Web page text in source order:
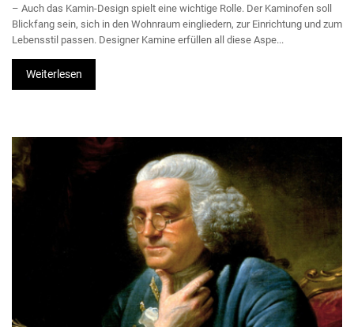
– Auch das Kamin-Design spielt eine wichtige Rolle. Der Kaminofen soll
Blickfang sein, sich in den Wohnraum eingliedern, zur Einrichtung und zum
Lebensstil passen. Designer Kamine erfüllen all diese Aspe...
Weiterlesen